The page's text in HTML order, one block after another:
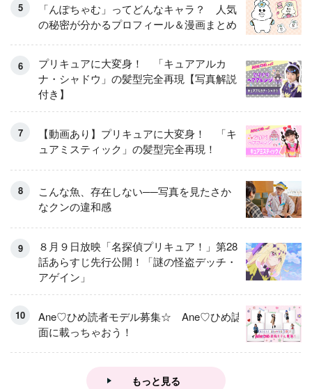
「んぽちゃむ」ってどんなキャラ？ 人気
の秘密が分かるプロフィール＆漫画まとめ
プリキュアに大変身！ 「キュアアルカ
ナ・シャドウ」の髪型完全再現【写真解説
付き】
【動画あり】プリキュアに大変身！ 「キ
ュアミスティック」の髪型完全再現！
こんな魚、存在しない──写真を見たさか
なクンの違和感
８月９日放映「名探偵プリキュア！」第28
話あらすじ先行公開！「謎の怪盗デッチ・
アゲイン」
Ane♡ひめ読者モデル募集☆ Ane♡ひめ誌
面に載っちゃおう！
もっと見る